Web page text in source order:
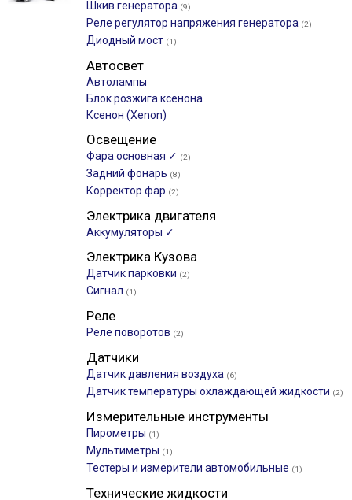
Шкив генератора (9)
Реле регулятор напряжения генератора (2)
Диодный мост (1)
Автосвет
Автолампы
Блок розжига ксенона
Ксенон (Xenon)
Освещение
Фара основная ✓ (2)
Задний фонарь (8)
Корректор фар (2)
Электрика двигателя
Аккумуляторы ✓
Электрика Кузова
Датчик парковки (2)
Сигнал (1)
Реле
Реле поворотов (2)
Датчики
Датчик давления воздуха (6)
Датчик температуры охлаждающей жидкости (2)
Измерительные инструменты
Пирометры (1)
Мультиметры (1)
Тестеры и измерители автомобильные (1)
Технические жидкости